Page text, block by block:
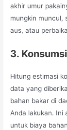
akhir umur
mungkin muncul,
aus, atau
3.
Hitung estimasi
data yang
bahan bakar di
Anda lakukan. Ini
untuk biaya